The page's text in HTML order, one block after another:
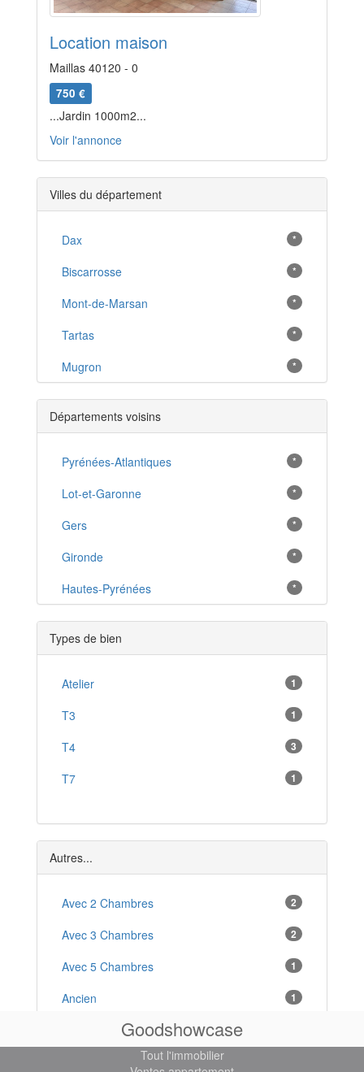
Location maison
Maillas 40120 - 0
750 €
...Jardin 1000m2...
Voir l'annonce
Villes du département
Dax *
Biscarrosse *
Mont-de-Marsan *
Tartas *
Mugron *
Capbreton *
Mimizan *
Saint-Paul-lès-Dax *
Aire-sur-l'Adour *
Parentis-en-Born *
Moliets-et-Maa *
Tarnos *
Peyrehorade *
Sanguinet *
Pouillon *
Pontonx-sur-l'Adour *
Saint-Martin-de-Seignanx *
Soustons *
Gabarret *
Départements voisins
Pyrénées-Atlantiques *
Lot-et-Garonne *
Gers *
Gironde *
Hautes-Pyrénées *
Types de bien
Atelier 1
T3 1
T4 3
T7 1
Autres...
Avec 2 Chambres 2
Avec 3 Chambres 2
Avec 5 Chambres 1
Ancien 1
Goodshowcase
Tout l'immobilier